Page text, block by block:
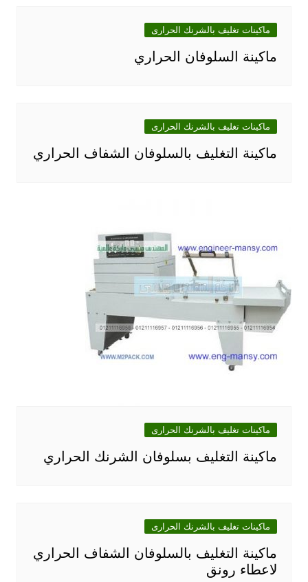
ماكينات تغليف بالشرنك الحرارى
ماكينة السلوفان الحراري
ماكينات تغليف بالشرنك الحرارى
ماكينة التغليف بالسلوفان الشفاف الحراري
ماكينات تغليف بالشرنك الحرارى
ماكينة التغليف بسلوفان الشرنك الحراري
ماكينات تغليف بالشرنك الحرارى
ماكينة التغليف بالسلوفان الشفاف الحراري
لاعطاء رونق